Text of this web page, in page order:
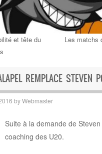
et tête du
Les matchs
REMPLACE STEVEN
byWebmaster
Suite à la demande de Steven
coaching des U20.